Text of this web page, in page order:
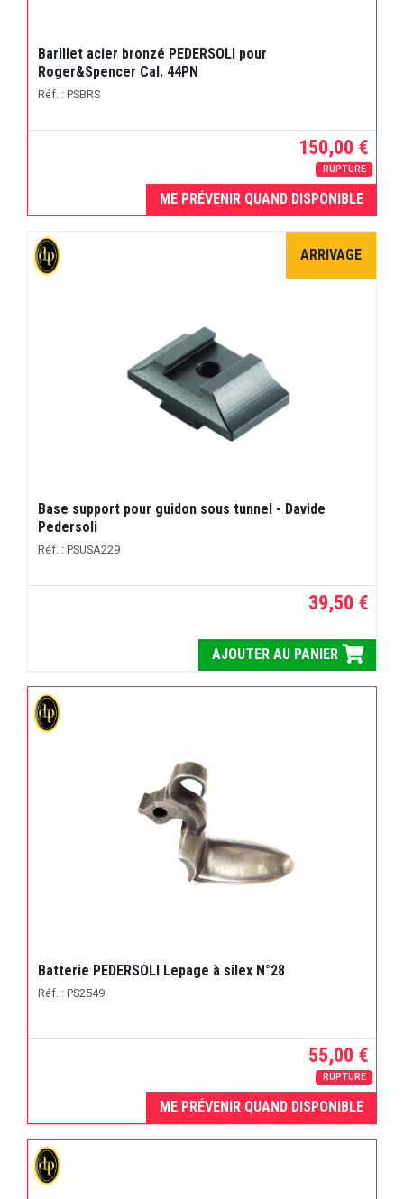
Barillet acier bronzé PEDERSOLI pour
Roger&Spencer Cal. 44PN
Réf. : PSBRS
150,00 €
RUPTURE
ME PRÉVENIR QUAND DISPONIBLE
ARRIVAGE
Base support pour guidon sous tunnel - Davide
Pedersoli
Réf. : PSUSA229
39,50 €
AJOUTER AU PANIER
Batterie PEDERSOLI Lepage à silex N°28
Réf. : PS2549
55,00 €
RUPTURE
ME PRÉVENIR QUAND DISPONIBLE